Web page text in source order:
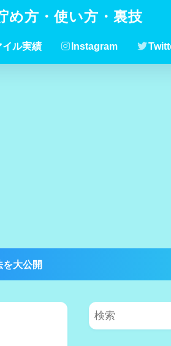
め方・使い方・裏技
イル実績 Instagram
大公開